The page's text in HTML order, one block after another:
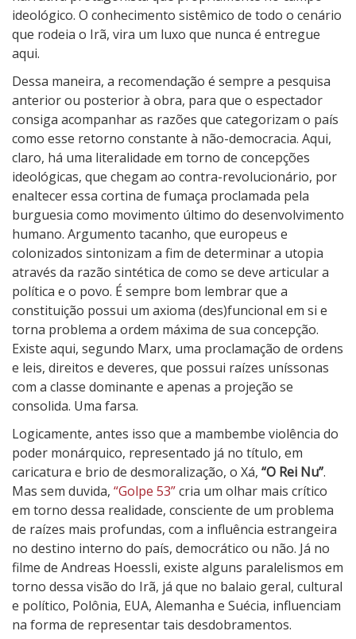
ideológico. O conhecimento sistêmico de todo o cenário
que rodeia o Irã, vira um luxo que nunca é entregue
aqui.
Dessa maneira, a recomendação é sempre a pesquisa
anterior ou posterior à obra, para que o espectador
consiga acompanhar as razões que categorizam o país
como esse retorno constante à não-democracia. Aqui,
claro, há uma literalidade em torno de concepções
ideológicas, que chegam ao contra-revolucionário, por
enaltecer essa cortina de fumaça proclamada pela
burguesia como movimento último do desenvolvimento
humano. Argumento tacanho, que europeus e
colonizados sintonizam a fim de determinar a utopia
através da razão sintética de como se deve articular a
política e o povo. É sempre bom lembrar que a
constituição possui um axioma (des)funcional em si e
torna problema a ordem máxima de sua concepção.
Existe aqui, segundo Marx, uma proclamação de ordens
e leis, direitos e deveres, que possui raízes uníssonas
com a classe dominante e apenas a projeção se
consolida. Uma farsa.
Logicamente, antes isso que a mambembe violência do
poder monárquico, representado já no título, em
caricatura e brio de desmoralização, o Xá, “O Rei Nu”.
Mas sem duvida, “Golpe 53”cria um olhar mais crítico
em torno dessa realidade, consciente de um problema
de raízes mais profundas, com a influência estrangeira
no destino interno do país, democrático ou não. Já no
filme de Andreas Hoessli, existe alguns paralelismos em
torno dessa visão do Irã, já que no balaio geral, cultural
e político, Polônia, EUA, Alemanha e Suécia, influenciam
na forma de representar tais desdobramentos.